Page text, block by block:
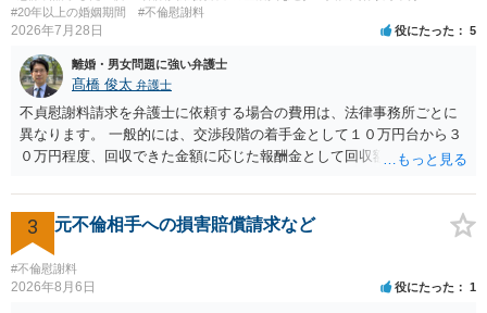
に、預貯金、不動産、保険、退職金等の資料を確保しておくことが重
「どのような形がお子様の利益になるか」という観点です。そのた
め、未就学のお子様について貴方が主として養育しているのであれ
ば、保育園等への送迎、食事・入浴・寝かしつけ等の日常的な育児、
通院や予防接種への対応、保育園との連絡、夫婦それぞれの勤務状
況、別居後にどのような養育環境を用意できるかといった、これまで
養育費については、離婚後も父母双方がそれぞれの収入に応じて負担
するのが原則となります。
#20年以上の婚姻期間
#不倫慰謝料
2026年7月28日 役にたった 5
離婚・男女問題に強い弁護士
髙橋 俊太 弁護士
不貞慰謝料請求を弁護士に依頼する場合の費用は、法律事務所ごとに
異なります。 一般的には、交渉段階の着手金として１０万円台から３
０万円程度、回収できた金額に応じた報酬金として回収額の１０％か
には、追加着手金や日当、実費が発生することもあります。 もっと
も、証拠が十分にあるか、相手方の住所・勤務先が分かるか、慰謝料
額、離婚の有無、交渉で終わるか訴訟まで見込むかによって、費用は
変わり得ます。依頼前に、交渉だけの場合、訴訟になった場合、回収
できなかった場合の費用を確認しておくとよいでしょう。 弁護士選び
3 元不倫相手への損害賠償請求など
#不倫慰謝料
2026年8月6日 役にたった 1